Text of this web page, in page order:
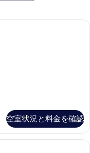
空室状況と料金を確認
キングベッド 1 台 バルコニ